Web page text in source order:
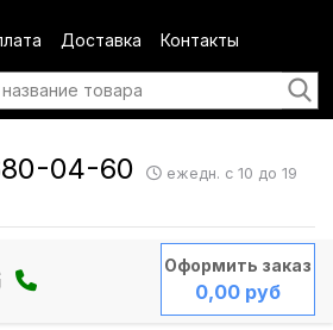
Доставка Контакты
04-60 ежедн. с 10 до 19
Оформить заказ
0,00 руб